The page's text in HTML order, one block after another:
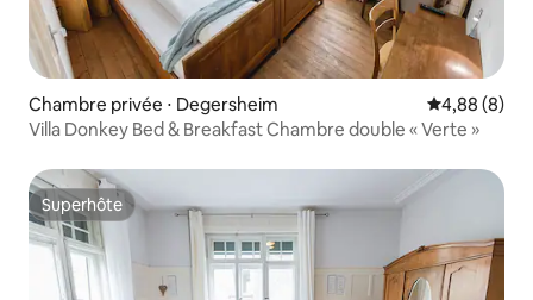
Chambre privée ⋅ Degersheim Évaluation
4,88 (8)
Villa Donkey Bed & Breakfast Chambre double « Verte »
Superhôte
Superhôte